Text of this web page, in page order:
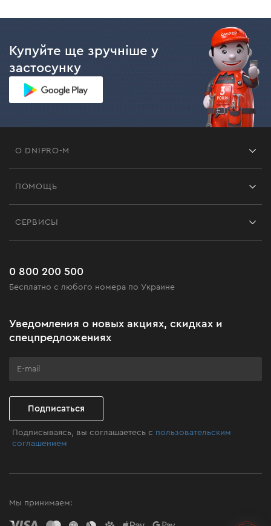
Купуйте ще зручніше у
застосунку
О DNIPRO-M
Черная пятница
Клуб мастерства
ПОМОЩЬ
Часто задаваемые вопросы
СЕРВИСЫ
0 800 200 500
Бесплатно с любого номера по Украине
Уведомления о новых акциях, скидках и
спецпредложениях
Подписаться
Подписываясь, вы соглашаетесь с пользовательским
соглашением
Мы принимаем: